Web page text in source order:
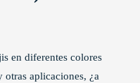
en diferentes colores
aplicaciones, ¿a